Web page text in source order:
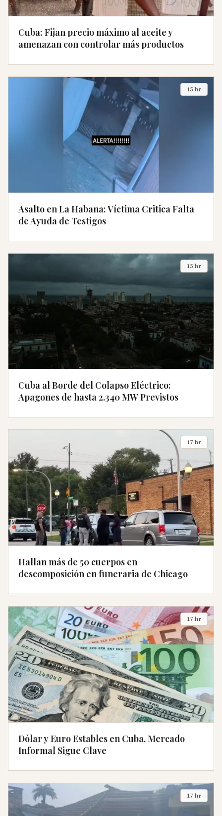
Cuba: Fijan precio máximo al aceite y
amenazan con controlar más productos
15 hr
Asalto en La Habana: Víctima Critica Falta
de Ayuda de Testigos
15 hr
Cuba al Borde del Colapso Eléctrico:
Apagones de hasta 2.340 MW Previstos
17 hr
Hallan más de 50 cuerpos en
descomposición en funeraria de Chicago
17 hr
Dólar y Euro Estables en Cuba, Mercado
Informal Sigue Clave
17 hr